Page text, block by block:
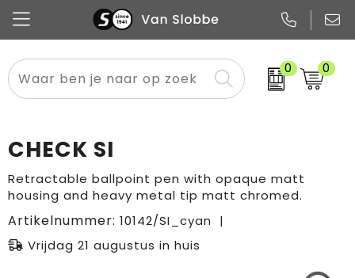
0 0
Alle categorieën
Promo
Pennen
Papier
Flessen
Merken
Meest gekozen
Overig textiel
Boodschappen- en draagtassen
Rugzakken
CHECK SI
Retractable ballpoint pen with opaque matt
housing and heavy metal tip matt chromed.
Artikelnummer: 10142/SI_cyan
Vrijdag 21 augustus in huis